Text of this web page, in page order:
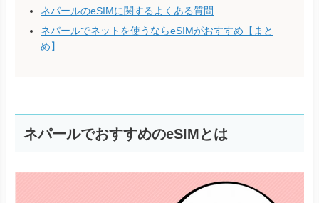
ネパールのeSIMに関するよくある質問
ネパールでネットを使うならeSIMがおすすめ【まと
め】
ネパールでおすすめのeSIMとは